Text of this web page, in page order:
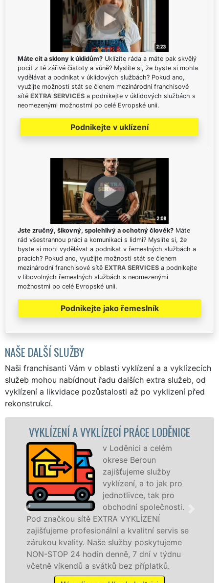
Máte cit a sklony k úklidům? Uklízíte ráda a máte pak skvělý
pocit z té zářivé čistoty a vůně? Myslíte si, že byste si mohla
vydělávat a podnikat v úklidových službách? Pokud ano,
využijte možnosti stát se členem mezinárodní franchisové
sítě EXTRA SERVICES a podnikejte v úklidových službách s
neomezenými možnostmi po celé Evropské unii.
Podnikejte v uklízení
Jste zručný, šikovný, spolehlivý a ochotný člověk? Máte
rád všestrannou práci a komunikaci s lidmi? Myslíte si, že
byste si mohl vydělávat a podnikat v řemeslných službách a
pracích? Pokud ano, využijte možnosti stát se členem
mezinárodní franchisové sítě EXTRA SERVICES a podnikejte
v libovolných řemeslných službách s neomezenými
možnostmi po celé Evropské unii.
Podnikejte jako řemeslník
NAŠE DALŠÍ SLUŽBY
Naši franchisanti Vám v oblasti vyklízení a a vyklízecích
služeb mohou nabídnout řadu dalších extra služeb, od
vyklízení a likvidace pozůstalosti až po vyklizení před
rekonstrukcí.
PRÁCE LODĚNICE
Loděnici a celém
Beroun
služby
a to jak pro
tak pro
společnosti.
VYKLÍZENÍ
a kvalitní servis se
služby poskytujeme
7 dní v týdnu
bez příplatků.
VYKLÍZECÍ PRÁCE
v Loděnici a okolí.
jak fyzickým, tak
zárukou kvalitně
STOP bez dalších
Mám zájem o